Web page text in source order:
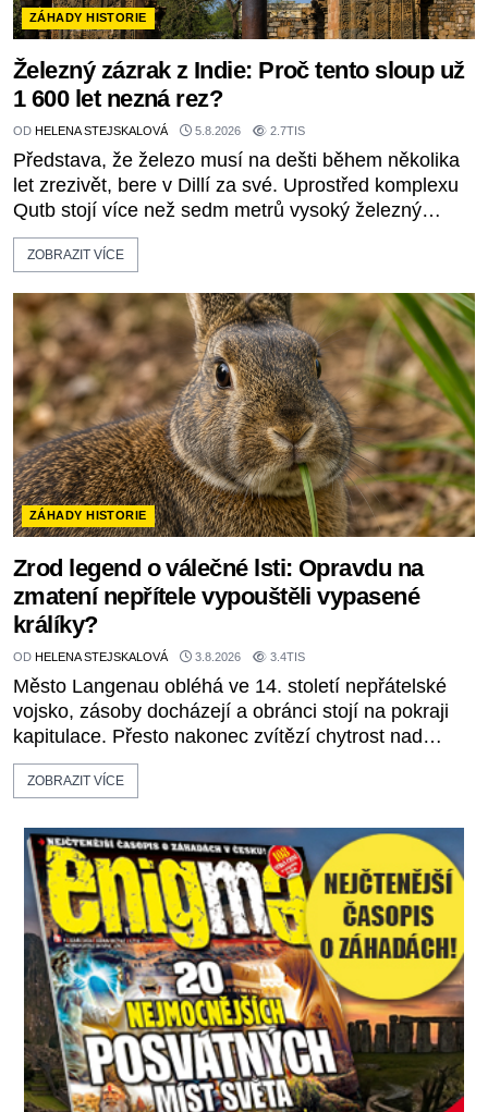
ZÁHADY HISTORIE
Železný zázrak z Indie: Proč tento sloup už
1 600 let nezná rez?
OD HELENA STEJSKALOVÁ 5.8.2026 2.7TIS
Představa, že železo musí na dešti během několika
let zrezivět, bere v Dillí za své. Uprostřed komplexu
Qutb stojí více než sedm metrů vysoký železný
sloup, který už přibližně 1 600 let odolává počasí s
jen nepatrnými stopami koroze. Jeho mimořádná
technologiích či tajemných materiálech. Moderní
metalurgie však ukazuje, že skutečné vysvětlení je
ješt
ZOBRAZIT VÍCE
ZÁHADY HISTORIE
Zrod legend o válečné lsti: Opravdu na
zmatení nepřítele vypouštěli vypasené
králíky?
OD HELENA STEJSKALOVÁ 3.8.2026 3.4TIS
Město Langenau obléhá ve 14. století nepřátelské
vojsko, zásoby docházejí a obránci stojí na pokraji
kapitulace. Přesto nakonec zvítězí chytrost nad
hrubou silou. Podle staré německé legendy vypustí
obyvatelé za hradby dobře živeného králíka, aby
dost. Čas pracuje pro obléhatele. Ve městě ubývají
zásoby a každý den znamená další porci strádá
ZOBRAZIT VÍCE